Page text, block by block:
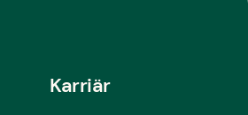
Karriär